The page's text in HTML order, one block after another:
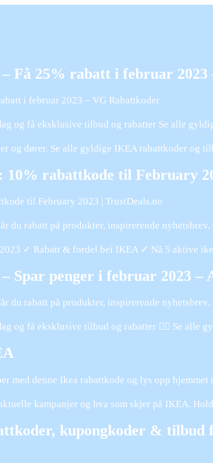
Få 25% rabatt i februar 2023
i februar 2023 – VG Rabattkoder
og få eksklusive tilbud og rabatter Se alle
og dører. Se alle gyldige IKEA rabattkoder og
rabattkode til February
til February 2023 | TrustDeals.no
du rabatt på produkter, inspirerende
✓ Rabatt & fordel bei IKEA ✓ Nå 5 aktive
Spar penger i februar 2023 –
du rabatt på produkter, inspirerende
og få eksklusive tilbud og rabatter 👌🏼 Se
med denne Ikea rabattkode og lys opp
kampanjer og hva som skjer på IKEA.
kupongkoder & tilbud